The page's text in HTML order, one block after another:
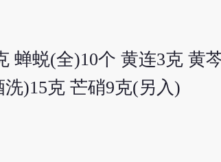
蝉蜕(全)10个 黄连3克 黄
)15克 芒硝9克(另入)